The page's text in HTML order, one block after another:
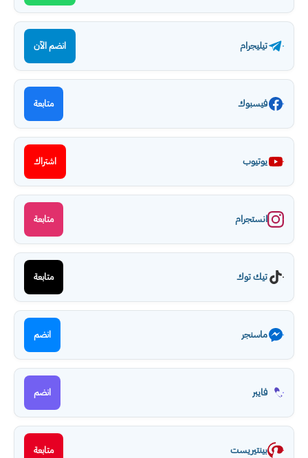
تيليجرام انضم الآن
فيسبوك متابعة
يوتيوب اشتراك
انستجرام متابعة
تيك توك متابعة
ماسنجر انضم
فايبر انضم
بينتيريست متابعة